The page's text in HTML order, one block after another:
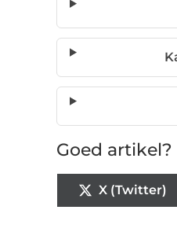
Goed
X (Twitter)